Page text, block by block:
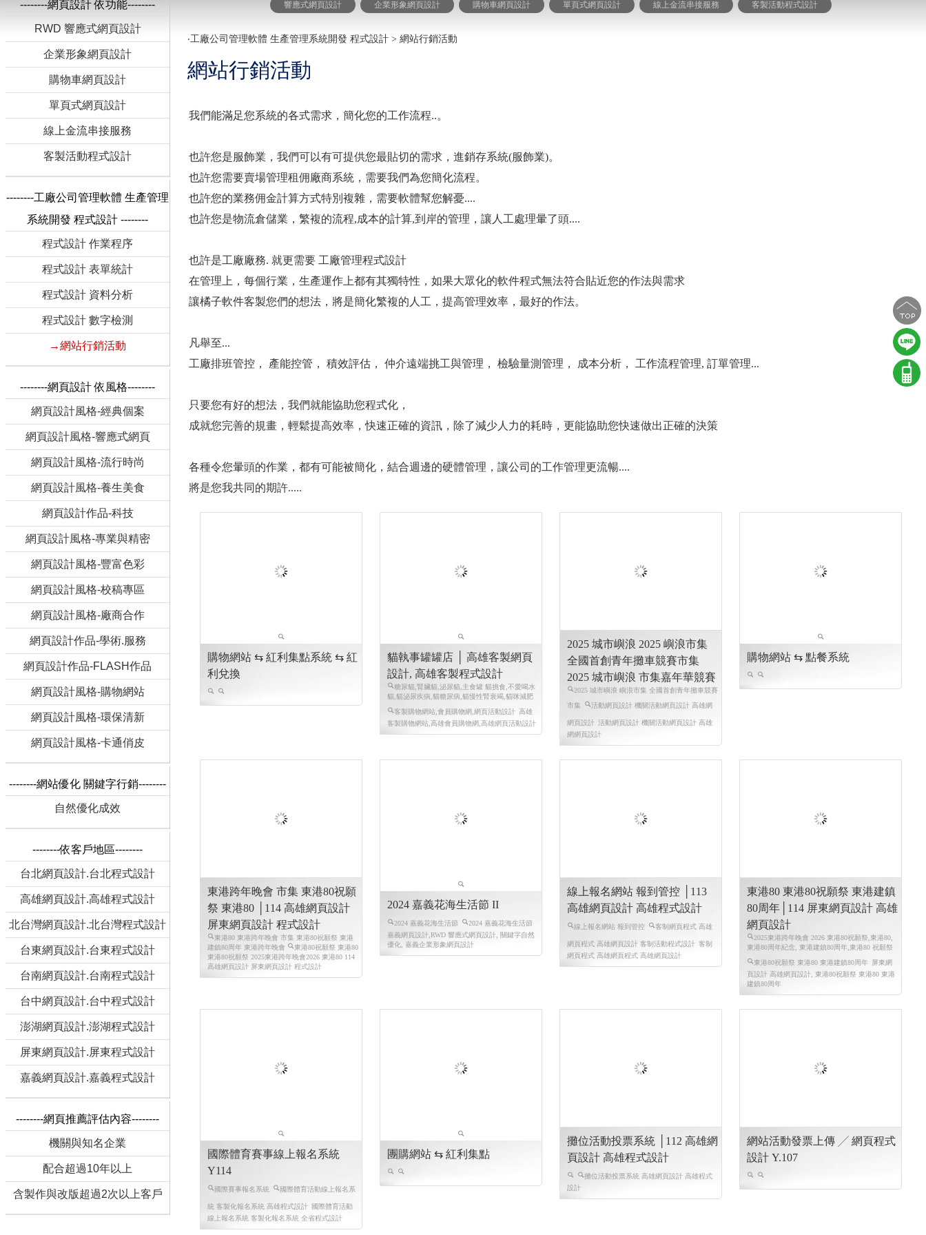
--------網頁設計 依功能--------
RWD 響應式網頁設計
企業形象網頁設計
購物車網頁設計
單頁式網頁設計
線上金流串接服務
客製活動程式設計
--------工廠公司管理軟體 生產管理
系統開發 程式設計 --------
程式設計 作業程序
程式設計 表單統計
程式設計 資料分析
程式設計 數字檢測
→網站行銷活動
--------網頁設計 依風格--------
網頁設計風格-經典個案
網頁設計風格-響應式網頁
網頁設計風格-流行時尚
網頁設計風格-養生美食
網頁設計作品-科技
網頁設計風格-專業與精密
網頁設計風格-豐富色彩
網頁設計風格-校稿專區
網頁設計風格-廠商合作
網頁設計作品-學術.服務
網頁設計作品-FLASH作品
網頁設計風格-購物網站
網頁設計風格-環保清新
網頁設計風格-卡通俏皮
--------網站優化 關鍵字行銷--------
自然優化成效
--------依客戶地區--------
台北網頁設計.台北程式設計
高雄網頁設計.高雄程式設計
北台灣網頁設計.北台灣程式設計
台東網頁設計.台東程式設計
台南網頁設計.台南程式設計
台中網頁設計.台中程式設計
澎湖網頁設計.澎湖程式設計
屏東網頁設計.屏東程式設計
嘉義網頁設計.嘉義程式設計
--------網頁推薦評估內容--------
機關與知名企業
配合超過10年以上
含製作與改版超過2次以上客戶
響應式網頁設計 企業形象網頁設計 購物車網頁設計 單頁式網頁設計 線上金流串接服務 客製活動程式設計
‧工廠公司管理軟體 生產管理系統開發 程式設計>網站行銷活動
網站行銷活動
我們能滿足您系統的各式需求，簡化您的工作流程..。
也許您是服飾業，我們可以有可提供您最貼切的需求，進銷存系統(服飾業)。
也許您需要賣場管理租佣廠商系統，需要我們為您簡化流程。
也許您的業務佣金計算方式特別複雜，需要軟體幫您解憂....
也許您是物流倉儲業，繁複的流程,成本的計算,到岸的管理，讓人工處理暈了頭....
也許是工廠廠務. 就更需要 工廠管理程式設計
在管理上，每個行業，生產運作上都有其獨特性，如果大眾化的軟件程式無法符合貼近您的作法與需求
讓橘子軟件客製您們的想法，將是簡化繁複的人工，提高管理效率，最好的作法。
凡舉至...
工廠排班管控， 產能控管， 積效評估， 仲介遠端挑工與管理， 檢驗量測管理， 成本分析， 工作流程管理, 訂單管理...
只要您有好的想法，我們就能協助您程式化，
成就您完善的規畫，輕鬆提高效率，快速正確的資訊，除了減少人力的耗時，更能協助您快速做出正確的決策
各種令您暈頭的作業，都有可能被簡化，結合週邊的硬體管理，讓公司的工作管理更流暢....
將是您我共同的期許.....
貓執事罐罐店 │ 高雄客製網頁
設計, 高雄客製程式設計
糖尿貓,腎臟貓,泌尿貓,主食罐 貓挑食,不愛喝水
貓,貓泌尿疾病,貓糖尿病,貓慢性腎衰竭,貓咪減肥
客製購物網站,會員購物網,網頁活動設計 高雄
客製購物網站,高雄會員購物網,高雄網頁活動設計
2025 城市嶼浪 2025 嶼浪市集
全國首創青年攤車競賽市集
2025 城市嶼浪 市集嘉年華競賽
2025 城市嶼浪 嶼浪市集 全國首創青年攤車競賽
市集
活動網頁設計 機關活動網頁設計 高雄網
網頁設計 活動網頁設計 機關活動網頁設計 高雄
網網頁設計
東港跨年晚會 市集 東港80祝願
祭 東港80 │114 高雄網頁設計
屏東網頁設計 程式設計
東港80 東港跨年晚會 市集 東港80祝願祭 東港
建鎮80周年 東港跨年晚會
東港80祝願祭 東港80
東港80祝願祭 2025東港跨年晚會2026 東港80 114
高雄網頁設計 屏東網頁設計 程式設計
2024 嘉義花海生活節 II
2024 嘉義花海生活節
2024 嘉義花海生活節
嘉義網頁設計,RWD 響應式網頁設計, 關鍵字自然
優化, 嘉義企業形象網頁設計
線上報名網站 報到管控 │113
高雄網頁設計 高雄程式設計
線上報名網站 報到管控 客制網頁程式 高雄
網頁程式 高雄網頁設計 客制活動程式設計 客制
網頁程式 高雄網頁程式 高雄網頁設計
東港80 東港80祝願祭 東港建鎮
80周年│114 屏東網頁設計 高雄
網頁設計
2025東港跨年晚會 2026 東港80祝願祭,東港80,
東港80周年紀念, 東港建鎮80周年,東港80 祝願祭
東港80祝願祭 東港80 東港建鎮80周年
屏東網
頁設計 高雄網頁設計, 東港80祝願祭 東港80 東港
建鎮80周年
國際體育賽事線上報名系統
Y114
國際賽事報名系統 國際體育活動線上報名系
統 客製化報名系統 高雄程式設計
國際體育活動
線上報名系統 客製化報名系統 全省程式設計
團購網站 ⇆ 紅利集點
攤位活動投票系統 │112 高雄網
頁設計 高雄程式設計
攤位活動投票系統 高雄網頁設計 高雄程式
設計
網站活動發票上傳 ╱ 網頁程式
設計 Y.107